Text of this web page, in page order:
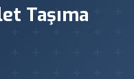
Taşıma